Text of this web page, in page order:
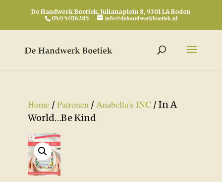
De Handwerk Boetiek, Julianaplein 8, 9301 LA Roden
050 5016285
info@dehandwerkboetiek.nl
Home/Patronen/Anabella's INC / In A
World…Be Kind